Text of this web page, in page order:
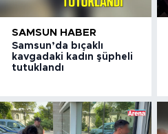
SAMSUN HABER
Samsun’da bıçaklı
kavgadaki kadın şüpheli
tutuklandı